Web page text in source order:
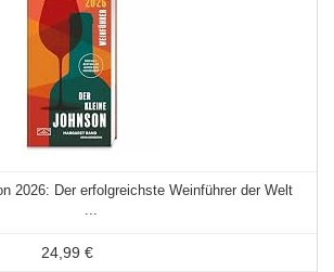
2026: Der erfolgreichste Weinführer der Welt
...
24,99 €